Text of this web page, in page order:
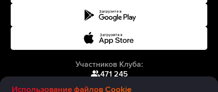
Использование файлов Cookie
Участников Клуба:
471 245